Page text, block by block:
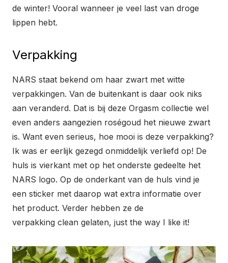
de winter! Vooral wanneer je veel last van droge
lippen hebt.
Verpakking
NARS staat bekend om haar zwart met witte
verpakkingen. Van de buitenkant is daar ook niks
aan veranderd. Dat is bij deze Orgasm collectie wel
even anders aangezien roségoud het nieuwe zwart
is. Want even serieus, hoe mooi is deze verpakking?
Ik was er eerlijk gezegd onmiddelijk verliefd op! De
huls is vierkant met op het onderste gedeelte het
NARS logo. Op de onderkant van de huls vind je
een sticker met daarop wat extra informatie over
het product. Verder hebben ze de
verpakking clean gelaten, just the way I like it!